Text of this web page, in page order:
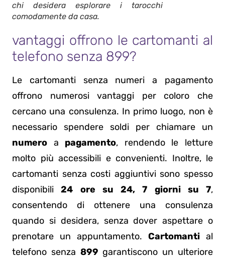
chi desidera esplorare i tarocchi
comodamente da casa.
vantaggi offrono le cartomanti al
telefono senza 899?
Le cartomanti senza numeri a pagamento
offrono numerosi vantaggi per coloro che
cercano una consulenza. In primo luogo, non è
necessario spendere soldi per chiamare un
numero a pagamento, rendendo le letture
molto più accessibili e convenienti. Inoltre, le
cartomanti senza costi aggiuntivi sono spesso
disponibili24 ore su 24, 7 giorni su 7,
consentendo di ottenere una consulenza
quando si desidera, senza dover aspettare o
prenotare un appuntamento. Cartomanti al
telefono senza 899 garantiscono un ulteriore